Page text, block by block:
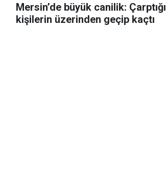
Mersin’de büyük canilik: Çarptığı
kişilerin üzerinden geçip kaçtı